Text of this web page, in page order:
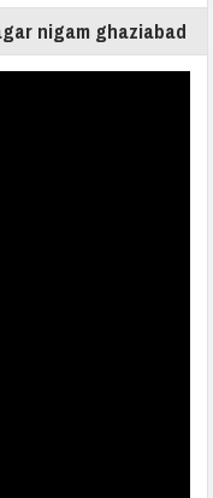
nigam ghaziabad